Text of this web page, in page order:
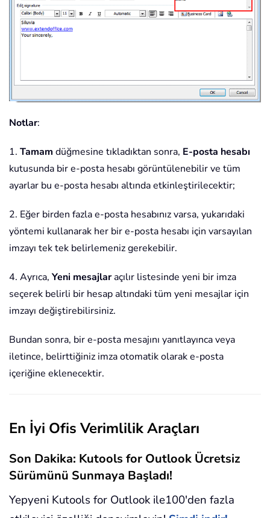
Notlar:
1. Tamam düğmesine tıkladıktan sonra, E-posta hesabı
kutusunda bir e-posta hesabı görüntülenebilir ve tüm
ayarlar bu e-posta hesabı altında etkinleştirilecektir;
2. Eğer birden fazla e-posta hesabınız varsa, yukarıdaki
yöntemi kullanarak her bir e-posta hesabı için varsayılan
imzayı tek tek belirlemeniz gerekebilir.
4. Ayrıca, Yeni mesajlaraçılır listesinde yeni bir imza
seçerek belirli bir hesap altındaki tüm yeni mesajlar için
imzayı değiştirebilirsiniz.
Bundan sonra, bir e-posta mesajını yanıtlayınca veya
iletince, belirttiğiniz imza otomatik olarak e-posta
içeriğine eklenecektir.
En İyi Ofis Verimlilik Araçları
Son Dakika: Kutools for Outlook Ücretsiz
Sürümünü Sunmaya Başladı!
Yepyeni Kutools for Outlook ile100'den fazla